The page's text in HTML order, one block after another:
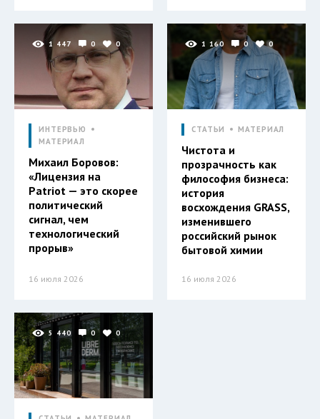
1 447 0 0
ИНТЕРВЬЮ
МАТЕРИАЛ
Михаил Боровов:
«Лицензия на
Patriot — это скорее
политический
сигнал, чем
технологический
прорыв»
16 июля 2026
1 160 0 0
СТАТЬИ МАТЕРИАЛ
Чистота и
прозрачность как
философия бизнеса:
история
восхождения GRASS,
изменившего
российский рынок
бытовой химии
16 июля 2026
5 440 0 0